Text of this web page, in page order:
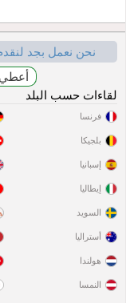
نحن نعمل بجد
لقاءات حسب البلد
فرنسا
بلجيكا
إسبانيا
إيطاليا
السويد
أستراليا
هولندا
النمسا